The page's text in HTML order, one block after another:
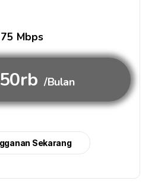
75 Mbps
/Bulan
Sekarang